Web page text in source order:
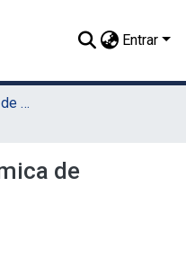
Entrar
04. Unidade Acadêmica de Garanhuns (UAG)
de